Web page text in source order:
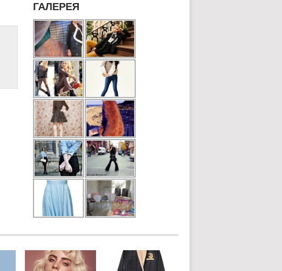
ГАЛЕРЕЯ